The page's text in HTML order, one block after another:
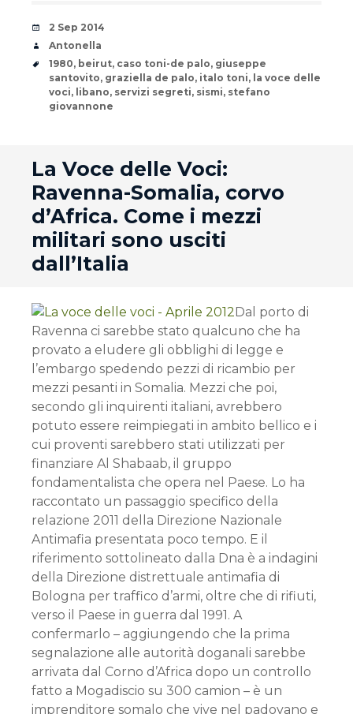
Date
2 Sep 2014
Author
Antonella
Tags
1980, beirut, caso toni-de palo, giuseppe
santovito, graziella de palo, italo toni, la voce delle
voci, libano, servizi segreti, sismi, stefano
giovannone
La Voce delle Voci:
Ravenna-Somalia, corvo
d’Africa. Come i mezzi
militari sono usciti
dall’Italia
Dal porto di
Ravenna ci sarebbe stato qualcuno che ha
provato a eludere gli obblighi di legge e
l’embargo spedendo pezzi di ricambio per
mezzi pesanti in Somalia. Mezzi che poi,
secondo gli inquirenti italiani, avrebbero
potuto essere reimpiegati in ambito bellico e i
cui proventi sarebbero stati utilizzati per
finanziare Al Shabaab, il gruppo
fondamentalista che opera nel Paese. Lo ha
raccontato un passaggio specifico della
relazione 2011 della Direzione Nazionale
Antimafia presentata poco tempo. E il
riferimento sottolineato dalla Dna è a indagini
della Direzione distrettuale antimafia di
Bologna per traffico d’armi, oltre che di rifiuti,
verso il Paese in guerra dal 1991. A
confermarlo – aggiungendo che la prima
segnalazione alle autorità doganali sarebbe
arrivata dal Corno d’Africa dopo un controllo
fatto a Mogadiscio su 300 camion – è un
imprenditore somalo che vive nel padovano e